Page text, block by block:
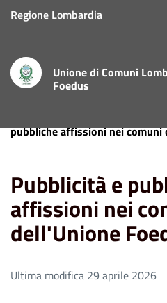
Regione Lombardia
Unione di Comuni
Foedus
pubbliche affissioni nei comuni
Pubblicità e
affissioni nei
dell'Unione
Ultima modifica 29 aprile 2026